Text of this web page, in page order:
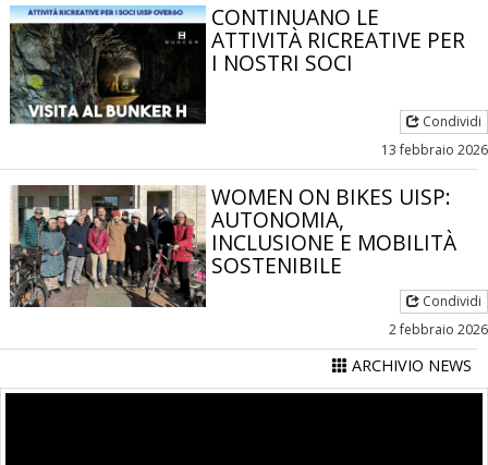
CONTINUANO LE
ATTIVITÀ RICREATIVE PER
I NOSTRI SOCI
Condividi
13 febbraio 2026
WOMEN ON BIKES UISP:
AUTONOMIA,
INCLUSIONE E MOBILITÀ
SOSTENIBILE
Condividi
2 febbraio 2026
ARCHIVIO NEWS